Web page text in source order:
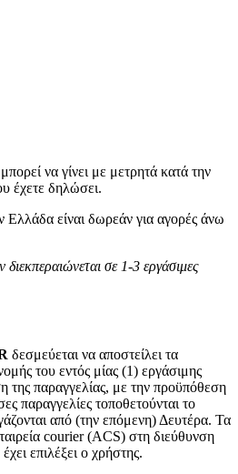
να γίνει με μετρητά κατά την
έχετε δηλώσει.
Ελλάδα είναι δωρεάν για αγορές άνω
σε 1-3 εργάσιμες
δεσμεύεται να αποστείλει τα
του εντός μίας (1) εργάσιμης
παραγγελίας, με την προϋπόθεση
παραγγελίες τοποθετούνται το
από (την επόμενη) Δευτέρα. Τα
courier (ACS) στη διεύθυνση
επιλέξει ο χρήστης.